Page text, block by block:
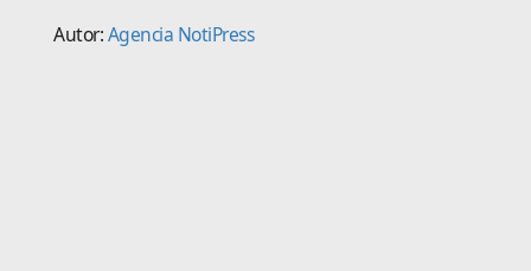
Autor:Agencia NotiPress